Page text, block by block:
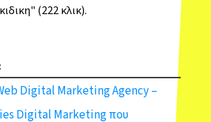
(222 κλικ).
Digital Marketing Agency –
Digital Marketing που